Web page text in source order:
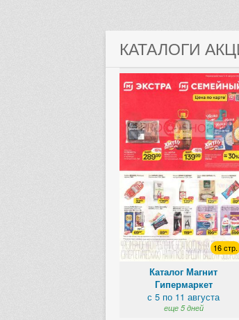
КАТАЛОГИ
16 стр.
Каталог Магнит
Гипермаркет
с 5 по 11 августа
еще 5 дней